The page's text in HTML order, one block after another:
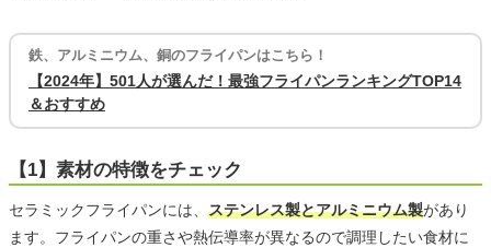
鉄、アルミニウム、銅のフライパンはこちら！
【2024年】501人が選んだ！最強フライパンランキングTOP14
＆おすすめ
【1】素材の特徴をチェック
セラミックフライパンには、 ステンレス製とアルミニウム製があり
ます。フライパンの重さや熱伝導率が異なるので調理したい食材に